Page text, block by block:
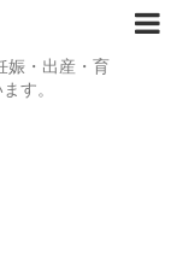
娠・出産・育
す。